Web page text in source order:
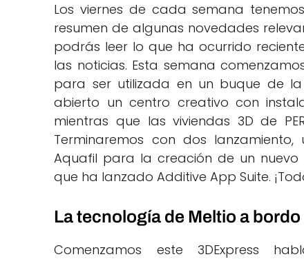
Los viernes de cada semana
resumen de algunas novedades
podrás leer lo que ha ocurrido
las noticias. Esta semana
para ser utilizada en un buque de la
abierto un centro creativo con
mientras que las viviendas 3D de
Terminaremos con dos
Aquafil para la creación de un nuevo
que ha lanzado Additive App Suite.
La tecnología de Meltio a
Comenzamos este 3DExpress